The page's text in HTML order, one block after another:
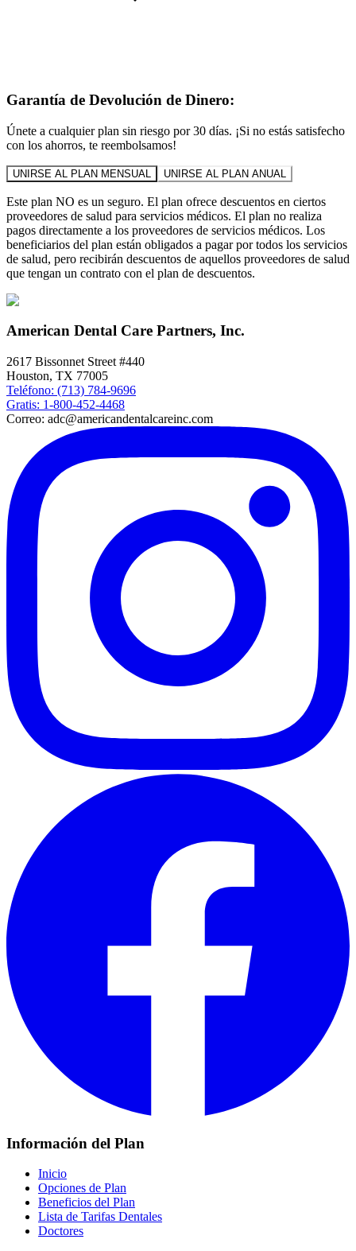
Garantía de Devolución de Dinero:
Únete a cualquier plan sin riesgo por 30 días. ¡Si no estás satisfecho
con los ahorros, te reembolsamos!
UNIRSE AL PLAN MENSUAL UNIRSE AL PLAN ANUAL
Este plan NO es un seguro. El plan ofrece descuentos en ciertos
proveedores de salud para servicios médicos. El plan no realiza
pagos directamente a los proveedores de servicios médicos. Los
beneficiarios del plan están obligados a pagar por todos los servicios
de salud, pero recibirán descuentos de aquellos proveedores de salud
que tengan un contrato con el plan de descuentos.
American Dental Care Partners, Inc.
2617 Bissonnet Street #440
Houston, TX 77005
Teléfono: (713) 784-9696
Gratis: 1-800-452-4468
Correo: adc@americandentalcareinc.com
Información del Plan
Inicio
Opciones de Plan
Beneficios del Plan
Lista de Tarifas Dentales
Doctores